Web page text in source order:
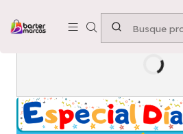
Emprende con nosotros -